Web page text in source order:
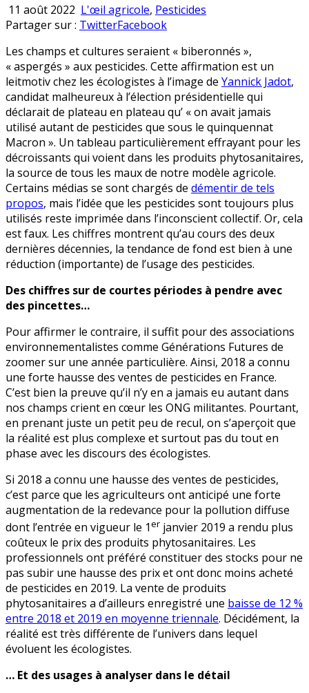
11 août 2022 Publié
en
L'œil agricole, Pesticides
Partager sur : TwitterFacebook
Les champs et cultures seraient « biberonnés »,
« aspergés » aux pesticides. Cette affirmation est un
leitmotiv chez les écologistes à l’image de Yannick Jadot,
candidat malheureux à l’élection présidentielle qui
déclarait de plateau en plateau qu’ « on avait jamais
utilisé autant de pesticides que sous le quinquennat
Macron ». Un tableau particulièrement effrayant pour les
décroissants qui voient dans les produits phytosanitaires,
la source de tous les maux de notre modèle agricole.
Certains médias se sont chargés de démentir de tels
propos, mais l’idée que les pesticides sont toujours plus
utilisés reste imprimée dans l’inconscient collectif. Or, cela
est faux. Les chiffres montrent qu’au cours des deux
dernières décennies, la tendance de fond est bien à une
réduction (importante) de l’usage des pesticides.
Des chiffres sur de courtes périodes à pendre avec
des pincettes…
Pour affirmer le contraire, il suffit pour des associations
environnementalistes comme Générations Futures de
zoomer sur une année particulière. Ainsi, 2018 a connu
une forte hausse des ventes de pesticides en France.
C’est bien la preuve qu’il n’y en a jamais eu autant dans
nos champs crient en cœur les ONG militantes. Pourtant,
en prenant juste un petit peu de recul, on s’aperçoit que
la réalité est plus complexe et surtout pas du tout en
phase avec les discours des écologistes.
Si 2018 a connu une hausse des ventes de pesticides,
c’est parce que les agriculteurs ont anticipé une forte
augmentation de la redevance pour la pollution diffuse
dont l’entrée en vigueur le 1er janvier 2019 a rendu plus
coûteux le prix des produits phytosanitaires. Les
professionnels ont préféré constituer des stocks pour ne
pas subir une hausse des prix et ont donc moins acheté
de pesticides en 2019. La vente de produits
phytosanitaires a d’ailleurs enregistré une baisse de 12 %
entre 2018 et 2019 en moyenne triennale. Décidément, la
réalité est très différente de l’univers dans lequel
évoluent les écologistes.
… Et des usages à analyser dans le détail